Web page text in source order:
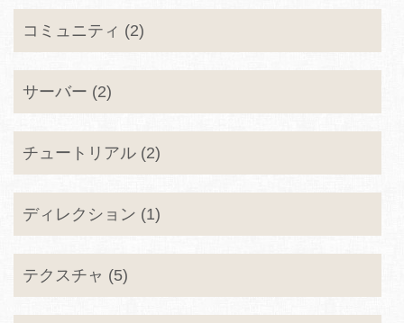
コミュニティ (2)
サーバー (2)
チュートリアル (2)
ディレクション (1)
テクスチャ (5)